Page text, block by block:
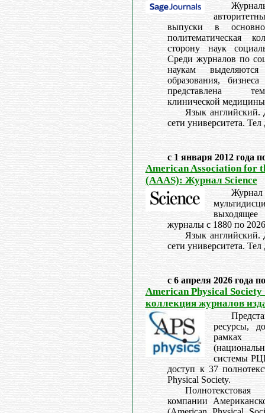
выпуски в
политематическая
сторону наук
Среди журналов по
наукам
образования,
представлена
клинической
Язык английский.
сети университета.
с 1 января 2012 года
American Association for
(AAAS): Журнал Science
журналы с 1880 по
Язык английский.
сети университета.
с 6 апреля 2026 года
American Physical
коллекция журналов
ресурсы,
рамках
системы
доступ к 37
Physical Society.
компании